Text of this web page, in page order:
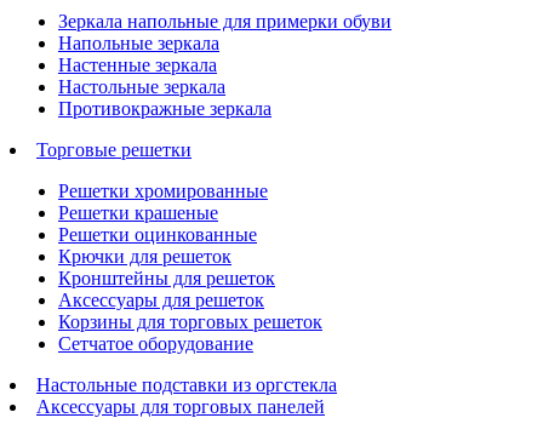
Зеркала напольные для примерки обуви
Напольные зеркала
Настенные зеркала
Настольные зеркала
Противокражные зеркала
Торговые решетки
Решетки хромированные
Решетки крашеные
Решетки оцинкованные
Крючки для решеток
Кронштейны для решеток
Аксессуары для решеток
Корзины для торговых решеток
Сетчатое оборудование
Настольные подставки из оргстекла
Аксессуары для торговых панелей